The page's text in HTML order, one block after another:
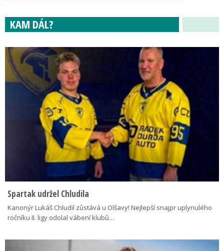
KAM DÁL?
Spartak udržel Chludila
Kanonýr Lukáš Chludil zůstává u Olšavy! Nejlepší snajpr uplynulého
ročníku II. ligy odolal vábení klubů…